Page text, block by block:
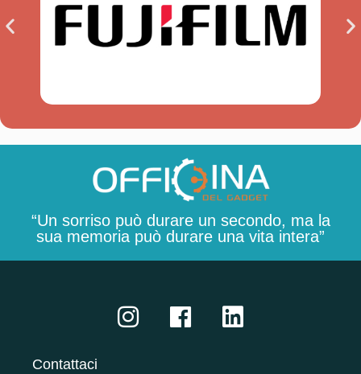
“Un sorriso può durare un secondo, ma la
sua memoria può durare una vita intera”
Contattaci